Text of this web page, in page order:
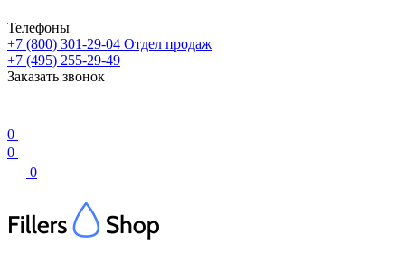
Телефоны
+7 (800) 301-29-04 Отдел продаж
+7 (495) 255-29-49
Заказать звонок
0
0
0